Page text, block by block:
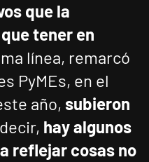
que la
tener en
línea, remarcó
PyMEs, en el
año, subieron
hay algunos
reflejar cosas no